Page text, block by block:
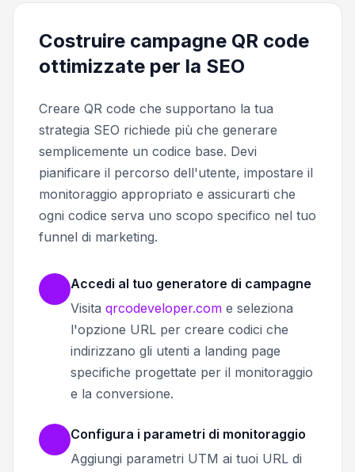
Costruire campagne QR code
ottimizzate per la SEO
Creare QR code che supportano la tua
strategia SEO richiede più che generare
semplicemente un codice base. Devi
pianificare il percorso dell'utente, impostare il
monitoraggio appropriato e assicurarti che
ogni codice serva uno scopo specifico nel tuo
funnel di marketing.
Accedi al tuo generatore di campagne
Visita qrcodeveloper.com e seleziona
l'opzione URL per creare codici che
indirizzano gli utenti a landing page
specifiche progettate per il monitoraggio
e la conversione.
Configura i parametri di monitoraggio
Aggiungi parametri UTM ai tuoi URL di